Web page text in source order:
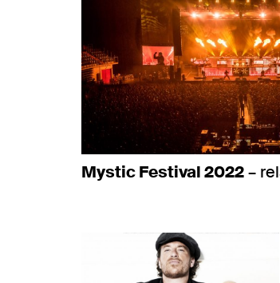
Mystic Festival 2022–